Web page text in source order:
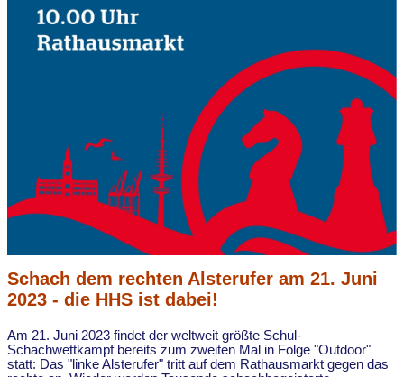
Schach dem rechten Alsterufer am 21. Juni
2023 - die HHS ist dabei!
Am 21. Juni 2023 findet der weltweit größte Schul-
Schachwettkampf bereits zum zweiten Mal in Folge "Outdoor"
statt: Das "linke Alsterufer" tritt auf dem Rathausmarkt gegen das